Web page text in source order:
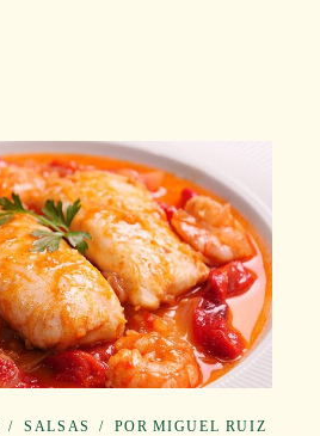
SALSAS POR MIGUEL RUIZ